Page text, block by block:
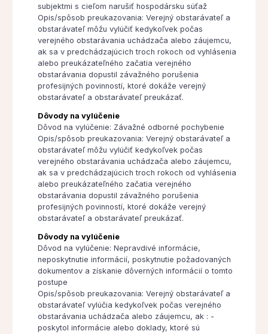
subjektmi s cieľom narušiť hospodársku súťaž
Opis/spôsob preukazovania: Verejný obstarávateľ a
obstarávateľ môžu vylúčiť kedykoľvek počas
verejného obstarávania uchádzača alebo záujemcu,
ak sa v predchádzajúcich troch rokoch od vyhlásenia
alebo preukázateľného začatia verejného
obstarávania dopustil závažného porušenia
profesijných povinností, ktoré dokáže verejný
obstarávateľ a obstarávateľ preukázať.
Dôvody na vylúčenie
Dôvod na vylúčenie: Závažné odborné pochybenie
Opis/spôsob preukazovania: Verejný obstarávateľ a
obstarávateľ môžu vylúčiť kedykoľvek počas
verejného obstarávania uchádzača alebo záujemcu,
ak sa v predchádzajúcich troch rokoch od vyhlásenia
alebo preukázateľného začatia verejného
obstarávania dopustil závažného porušenia
profesijných povinností, ktoré dokáže verejný
obstarávateľ a obstarávateľ preukázať.
Dôvody na vylúčenie
Dôvod na vylúčenie: Nepravdivé informácie,
neposkytnutie informácií, poskytnutie požadovaných
dokumentov a získanie dôverných informácií o tomto
postupe
Opis/spôsob preukazovania: Verejný obstarávateľ a
obstarávateľ vylúčia kedykoľvek počas verejného
obstarávania uchádzača alebo záujemcu, ak : -
poskytol informácie alebo doklady, ktoré sú